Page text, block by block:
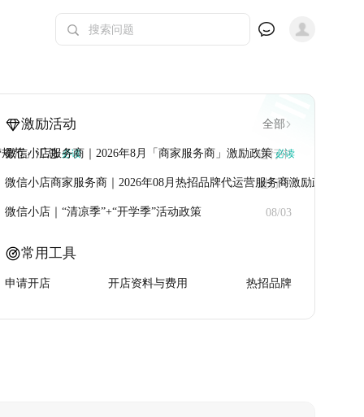
范」汇总 必读
激励活动 全部
微信小店服务商｜2026年8月「商家服务商」激励政策 必读
进行中
微信小店商家服务商｜2026年08月热招品牌代运营服务商激励政策
进行中
微信小店｜“清凉季”+“开学季”活动政策 08/03
常用工具
申请开店 开店资料与费用 热招品牌